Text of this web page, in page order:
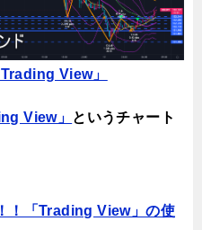
Trading View」
View」 というチャート
！「Trading View」の使